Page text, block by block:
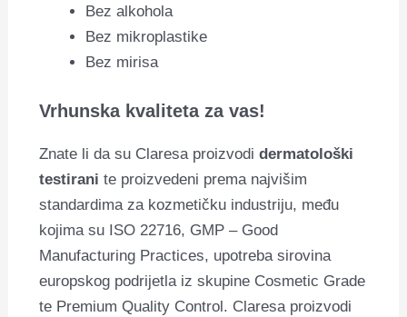
Bez alkohola
Bez mikroplastike
Bez mirisa
Vrhunska kvaliteta za vas!
Znate li da su Claresa proizvodidermatološki
testirani te proizvedeni prema najvišim
standardima za kozmetičku industriju, među
kojima su ISO 22716, GMP – Good
Manufacturing Practices, upotreba sirovina
europskog podrijetla iz skupine Cosmetic Grade
te Premium Quality Control. Claresa proizvodi